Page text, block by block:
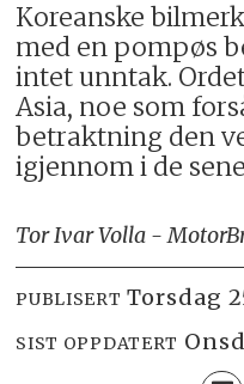
Koreanske
med en pompøs
intet unntak.
Asia, noe som
betraktning den
igjennom i de
Tor Ivar Volla -
PUBLISERT torsdag
SIST OPPDATERT